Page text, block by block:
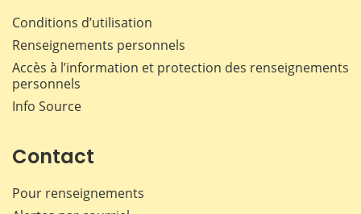
Conditions d’utilisation
Renseignements personnels
Accès à l’information et protection des renseignements
personnels
Info Source
Contact
Pour renseignements